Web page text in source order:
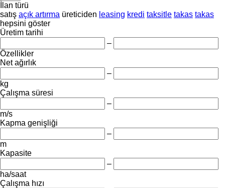
İlan türü
satış açık artırma üreticiden leasing kredi taksitle takas takas
hepsini göster
Üretim tarihi
–
Özellikler
Net ağırlık
–
kg
Çalışma süresi
–
m/s
Kapma genişliği
–
m
Kapasite
–
ha/saat
Çalışma hızı